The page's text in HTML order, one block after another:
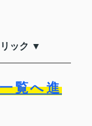
ック ▼
覧へ進